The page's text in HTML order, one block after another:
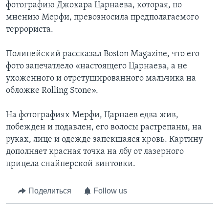
фотографию Джохара Царнаева, которая, по
мнению Мерфи, превозносила предполагаемого
террориста.
Полицейский рассказал Boston Magazine, что его
фото запечатлело «настоящего Царнаева, а не
ухоженного и отретушированного мальчика на
обложке Rolling Stone».
На фотографиях Мерфи, Царнаев едва жив,
побежден и подавлен, его волосы растрепаны, на
руках, лице и одежде запекшаяся кровь. Картину
дополняет красная точка на лбу от лазерного
прицела снайперской винтовки.
Поделиться Follow us